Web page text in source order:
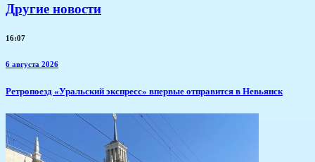
Другие новости
16:07
6 августа 2026
​Ретропоезд «Уральский экспресс» впервые отправится в Невьянск